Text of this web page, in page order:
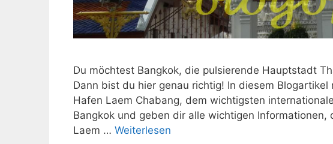
Du möchtest Bangkok, die pulsierende Hauptstadt
Dann bist du hier genau richtig! In diesem
Hafen Laem Chabang, dem wichtigsten
Bangkok und geben dir alle wichtigen
Laem … Weiterlesen